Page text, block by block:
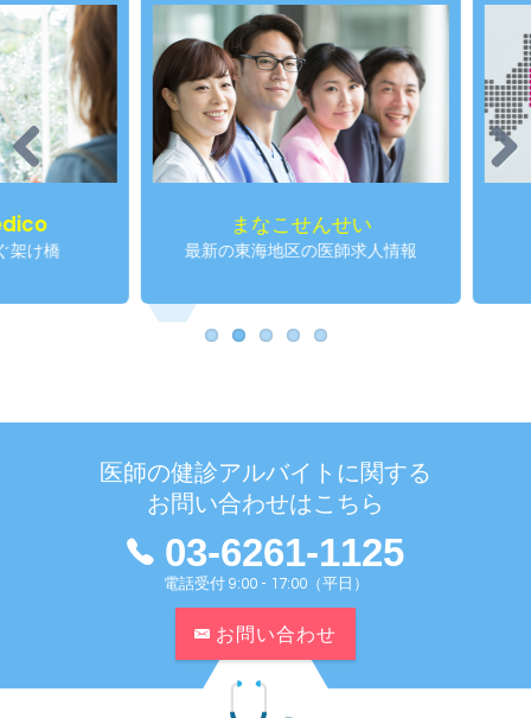
まなこせんせい
最新の東海地区の医師求人情報
Previous Next
医師の健診アルバイトに関する
お問い合わせはこちら
03-6261-1125
電話受付 9:00 - 17:00（平日）
お問い合わせ